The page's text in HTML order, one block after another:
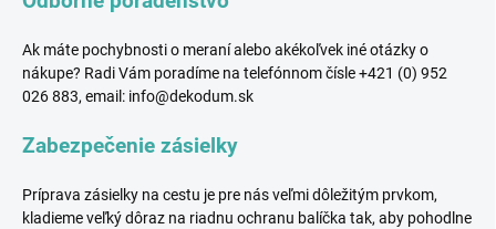
Ak máte pochybnosti o meraní alebo akékoľvek iné otázky o
nákupe? Radi Vám poradíme na telefónnom čísle +421 (0) 952
026 883, email: info@dekodum.sk
Zabezpečenie zásielky
Príprava zásielky na cestu je pre nás veľmi dôležitým prvkom,
kladieme veľký dôraz na riadnu ochranu balíčka tak, aby pohodlne